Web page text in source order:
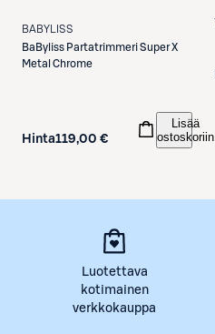
BABYLISS
BaByliss Partatrimmeri Super X
Metal Chrome
Hinta119,00 €
Lisää
ostoskoriin
Luotettava
kotimainen
verkkokauppa